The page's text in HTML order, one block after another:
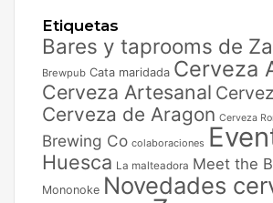
Etiquetas
Bares y taprooms de
Brewpub Cata maridada Cerveza
Cerveza Artesanal
Cerveza de Aragon Cerveza
Brewing Co colaboraciones
Huesca La malteadora Meet the
Mononoke Novedades